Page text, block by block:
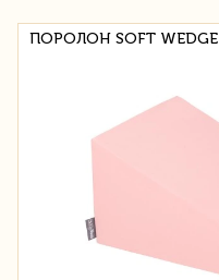
ПОРОЛОН SOFT